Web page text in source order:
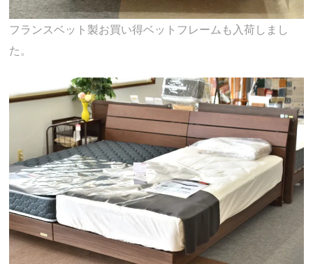
フランスベット製お買い得ベットフレームも入荷しまし
た。